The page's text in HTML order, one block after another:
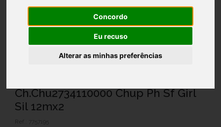
Concordo
Eu recuso
Alterar as minhas preferências
Ch.Chu2734110000 Chup Ph Sf Girl
Sil 12mx2
Ref.: 7757195